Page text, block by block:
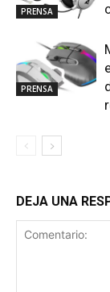
PRENSA
PRENSA
DEJA UNA